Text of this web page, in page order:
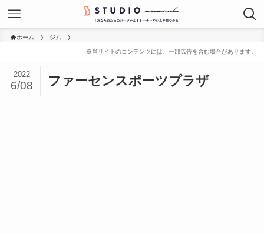
ホーム ジム
ファーセンスポーツプラザ
2022
6/08